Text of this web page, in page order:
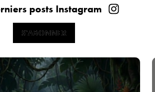
posts Instagram
S'ABONNER
S'ABONNER